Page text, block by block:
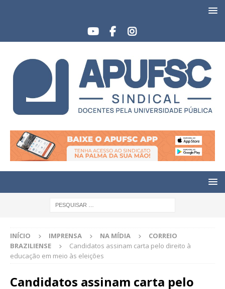
INÍCIO IMPRENSA NA MÍDIA
CORREIO
BRAZILIENSE
Candidatos assinam carta pelo direito à
educação em meio às eleições
Candidatos assinam carta pelo